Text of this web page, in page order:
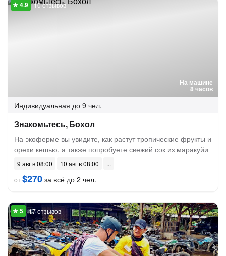
На машине
8 часов
10 отзывов
Индивидуальная до 9 чел.
Знакомьтесь, Бохол
На экоферме вы увидите, как растут тропические фрукты и
орехи кешью, а также попробуете свежий сок из маракуйи
9 авг в 08:00
10 авг в 08:00
от$270 за всё до 2 чел.
17 отзывов